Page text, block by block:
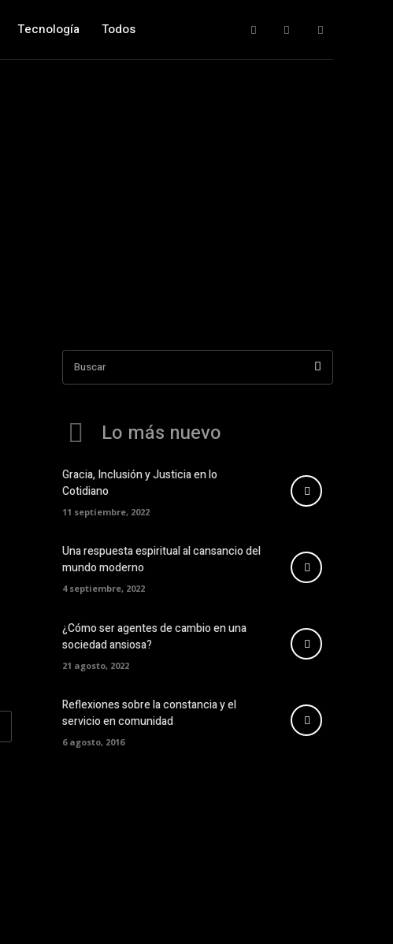
Tecnología Todos
Buscar
Lo más nuevo
Gracia, Inclusión y Justicia en lo
Cotidiano
11 septiembre, 2022
Una respuesta espiritual al cansancio del
mundo moderno
4 septiembre, 2022
¿Cómo ser agentes de cambio en una
sociedad ansiosa?
21 agosto, 2022
Reflexiones sobre la constancia y el
servicio en comunidad
6 agosto, 2016